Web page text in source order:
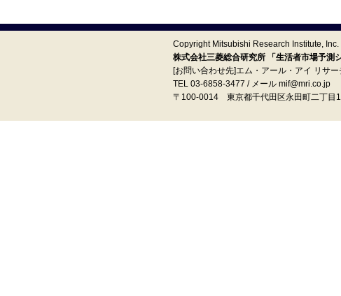
Copyright Mitsubishi Research Institute, Inc.
株式会社三菱総合研究所 「生活者市場予測
[お問い合わせ先]エム・アール・アイ リサ
TEL 03-6858-3477 / メール mif@mri.co.jp
〒100‐0014 東京都千代田区永田町二丁目